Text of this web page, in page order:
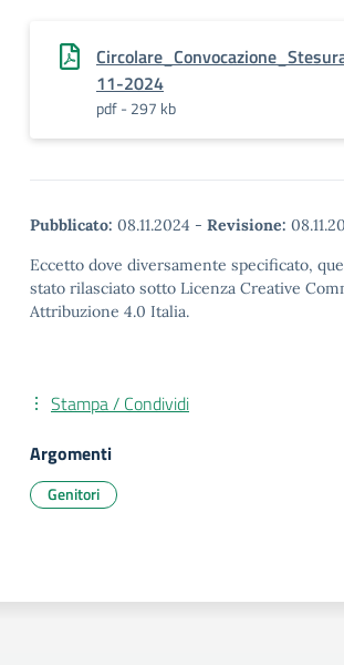
11-2024
pdf - 297 kb
Pubblicato: 08.11.2024 - Revisione:
Eccetto dove diversamente specificato,
stato rilasciato sotto Licenza Creative
Attribuzione 4.0 Italia.
Stampa / Condividi
Argomenti
Genitori